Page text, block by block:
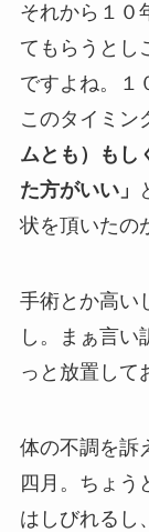
それから１０
てもらうとし
ですよね。１
このタイミン
ムとも）もし
た方がいい」
状を頂いたの
手術とか高い
し。まぁ言い
っと放置して
体の不調を訴
四月。ちょう
はしびれるし